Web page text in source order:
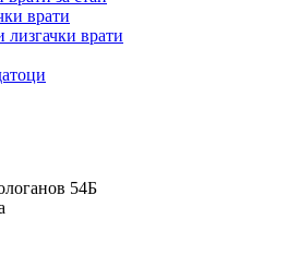
врати
врати
54Б